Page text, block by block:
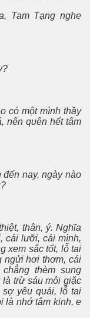
Tam Tạng nghe
có một mình thầy
nên quên hết tâm
nay, ngày nào
thân, ý. Nghĩa
cái lưỡi, cái mình,
xem sắc tốt, lỗ tai
ngửi hơi thơm, cái
thèm sung
trừ sáu môi giặc
sợ yêu quái, lỗ tai
là nhớ tâm kinh, e